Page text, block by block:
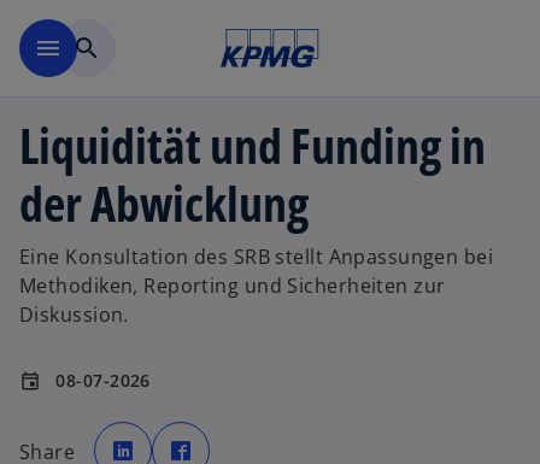
menu search
Liquidität und Funding in
der Abwicklung
Eine Konsultation des SRB stellt Anpassungen bei
Methodiken, Reporting und Sicherheiten zur
Diskussion.
event 08-07-2026
Share
w
i
r
i
r